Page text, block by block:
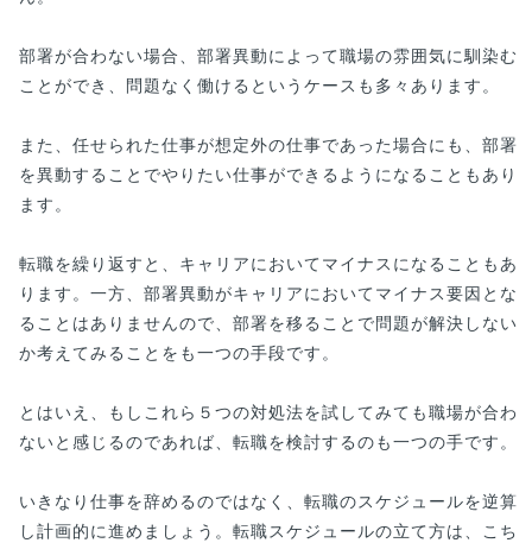
部署が合わない場合、部署異動によって職場の雰囲気に馴染む
ことができ、問題なく働けるというケースも多々あります。
また、任せられた仕事が想定外の仕事であった場合にも、部署
を異動することでやりたい仕事ができるようになることもあり
ます。
転職を繰り返すと、キャリアにおいてマイナスになることもあ
ります。一方、部署異動がキャリアにおいてマイナス要因とな
ることはありませんので、部署を移ることで問題が解決しない
か考えてみることをも一つの手段です。
とはいえ、もしこれら５つの対処法を試してみても職場が合わ
ないと感じるのであれば、転職を検討するのも一つの手です。
いきなり仕事を辞めるのではなく、転職のスケジュールを逆算
し計画的に進めましょう。転職スケジュールの立て方は、こち